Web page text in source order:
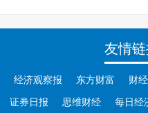
友情
经济观察报 东方财富 财
证券日报 思维财经 每日经